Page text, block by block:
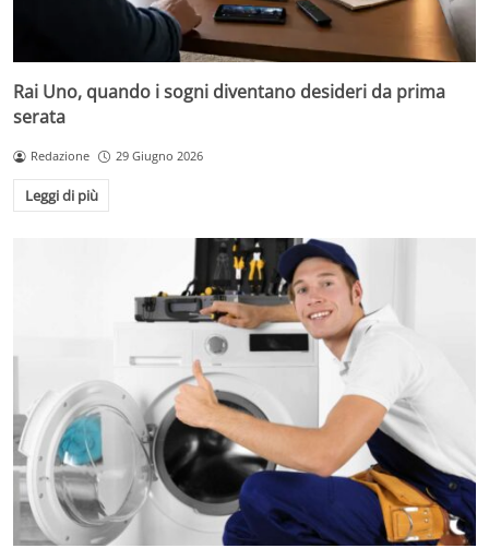
Rai Uno, quando i sogni diventano desideri da prima
serata
Redazione 29 Giugno 2026
Leggi di più